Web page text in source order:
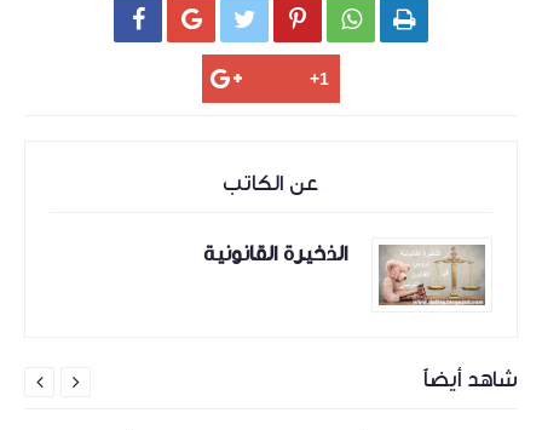
     
عن الكاتب
الذخيرة القانونية
شاهد أيضاً 
